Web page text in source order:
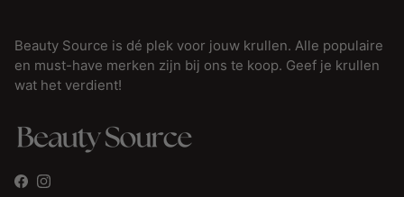
Beauty Source is dé plek voor jouw krullen. Alle populaire
en must-have merken zijn bij ons te koop. Geef je krullen
wat het verdient!
Facebook
Instagram